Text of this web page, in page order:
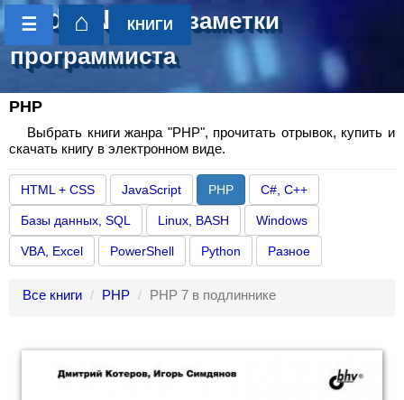
CoderNotes- заметки
программиста
⌂
☰ КНИГИ
PHP
Выбрать книги жанра "PHP", прочитать отрывок, купить и
скачать книгу в электронном виде.
HTML + CSS JavaScript PHP C#, C++
Базы данных, SQL Linux, BASH Windows
VBA, Excel PowerShell Python Разное
Все книги PHP PHP 7 в подлиннике